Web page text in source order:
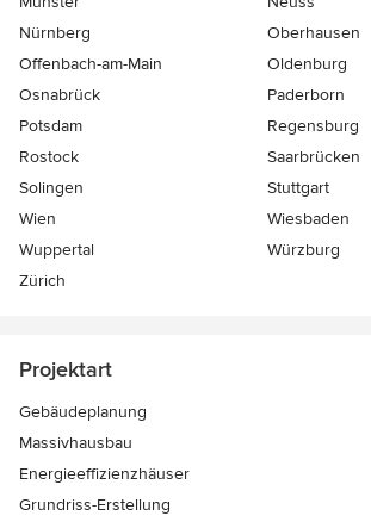
Nürnberg
Oberhausen
Offenbach-am-Main
Oldenburg
Osnabrück
Paderborn
Potsdam
Regensburg
Rostock
Saarbrücken
Solingen
Stuttgart
Wien
Wiesbaden
Wuppertal
Würzburg
Zürich
Projektart
Gebäudeplanung
Massivhausbau
Energieeffizienzhäuser
Grundriss-Erstellung